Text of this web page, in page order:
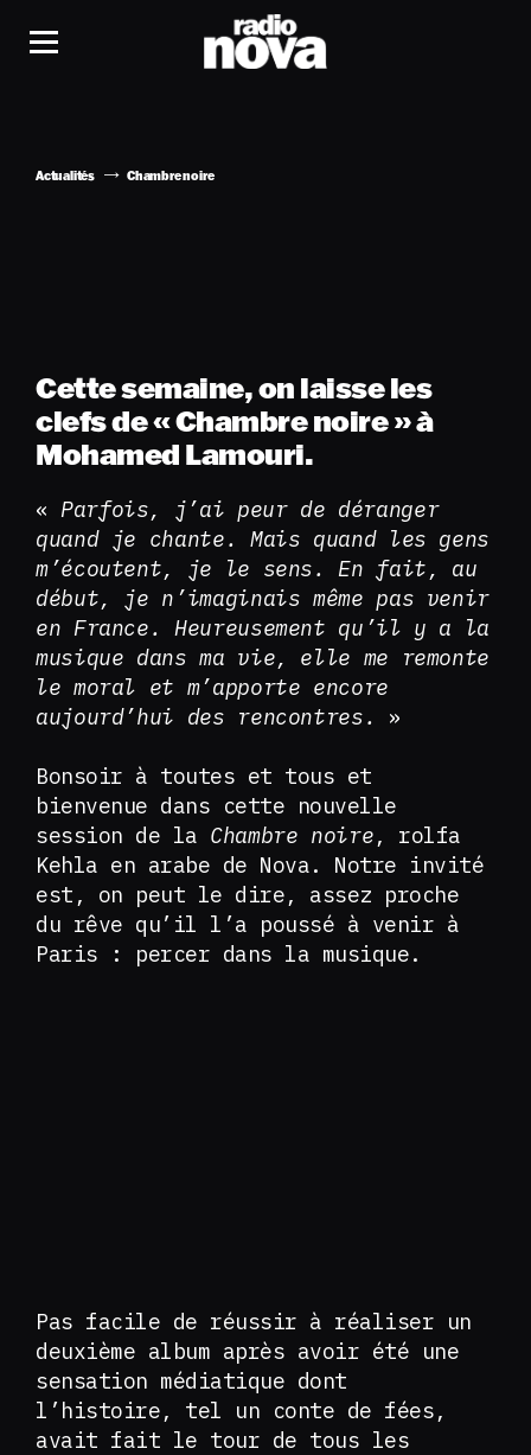
Actualités Chambre noire
Cette semaine, on laisse les
clefs de « Chambre noire » à
Mohamed Lamouri.
« Parfois, j’ai peur de déranger
quand je chante. Mais quand les gens
m’écoutent, je le sens. En fait, au
début, je n’imaginais même pas venir
en France. Heureusement qu’il y a la
musique dans ma vie, elle me remonte
le moral et m’apporte encore
aujourd’hui des rencontres.
»
Bonsoir à toutes et tous et
bienvenue dans cette nouvelle
session de la Chambre noire, rolfa
Kehla en arabe de Nova. Notre invité
est, on peut le dire, assez proche
du rêve qu’il l’a poussé à venir à
Paris : percer dans la musique.
Pas facile de réussir à réaliser un
deuxième album après avoir été une
sensation médiatique dont
l’histoire, tel un conte de fées,
avait fait le tour de tous les